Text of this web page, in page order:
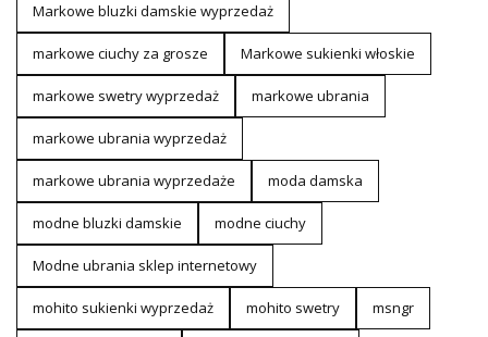
Markowe bluzki damskie wyprzedaż
markowe ciuchy za grosze Markowe sukienki włoskie
markowe swetry wyprzedaż markowe ubrania
markowe ubrania wyprzedaż
markowe ubrania wyprzedaże moda damska
modne bluzki damskie modne ciuchy
Modne ubrania sklep internetowy
mohito sukienki wyprzedaż mohito swetry msngr